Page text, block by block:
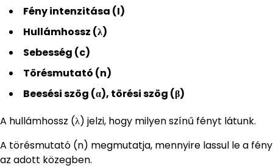
Fény intenzitása (I)
Hullámhossz (λ)
Sebesség (c)
Törésmutató (n)
Beesési szög (α), törési szög (β)
A hullámhossz (λ) jelzi, hogy milyen színű fényt látunk.
A törésmutató (n) megmutatja, mennyire lassul le a fény
az adott közegben.